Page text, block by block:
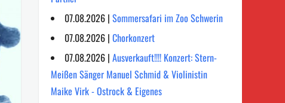
07.08.2026 | Sommersafari im Zoo Schwerin
07.08.2026 | Chorkonzert
07.08.2026 | Ausverkauft!!!! Konzert: Stern-
Meißen Sänger Manuel Schmid & Violinistin
Maike Virk - Ostrock & Eigenes